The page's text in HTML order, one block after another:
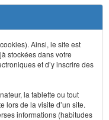
Ainsi, le site est
stockées dans votre
et d’y inscrire des
la tablette ou tout
lors de la visite d’un site.
informations (habitudes